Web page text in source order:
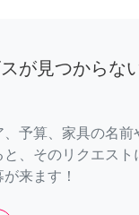
が見つからな
予算、家具の名前
、そのリクエスト
来ます！